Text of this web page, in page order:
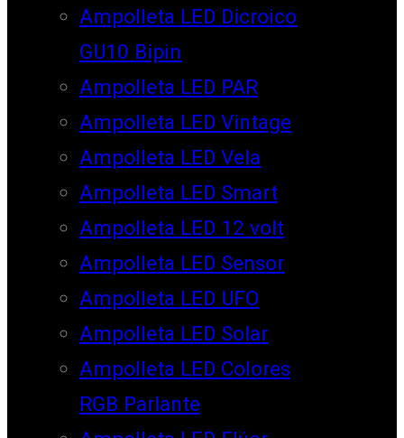
Ampolleta LED Dicroico
GU10 Bipin
Ampolleta LED PAR
Ampolleta LED Vintage
Ampolleta LED Vela
Ampolleta LED Smart
Ampolleta LED 12 volt
Ampolleta LED Sensor
Ampolleta LED UFO
Ampolleta LED Solar
Ampolleta LED Colores
RGB Parlante